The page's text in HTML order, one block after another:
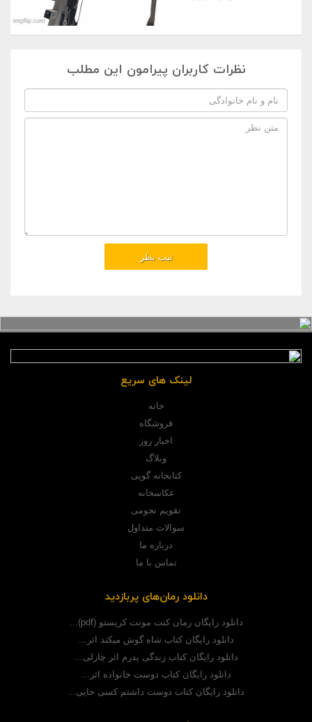
نظرات کاربران پیرامون این مطلب
لینک های سریع
خانه
فروشگاه
اخبار روز
وبلاگ
کتابخانه گوپی
عکاسخانه
تقویم نجومی
سوالات متداول
درباره ما
تماس با ما
دانلود رمان‌های پربازدید
دانلود رایگان رمان کنت مونت کریستو (pdf)...
دانلود رایگان کتاب شاه گوش میکند اثر...
دانلود رایگان کتاب زندگی پدرم اثر چارلی...
دانلود رایگان کتاب دوست خانواده اثر...
دانلود رایگان کتاب دوست داشتم کسی جایی...